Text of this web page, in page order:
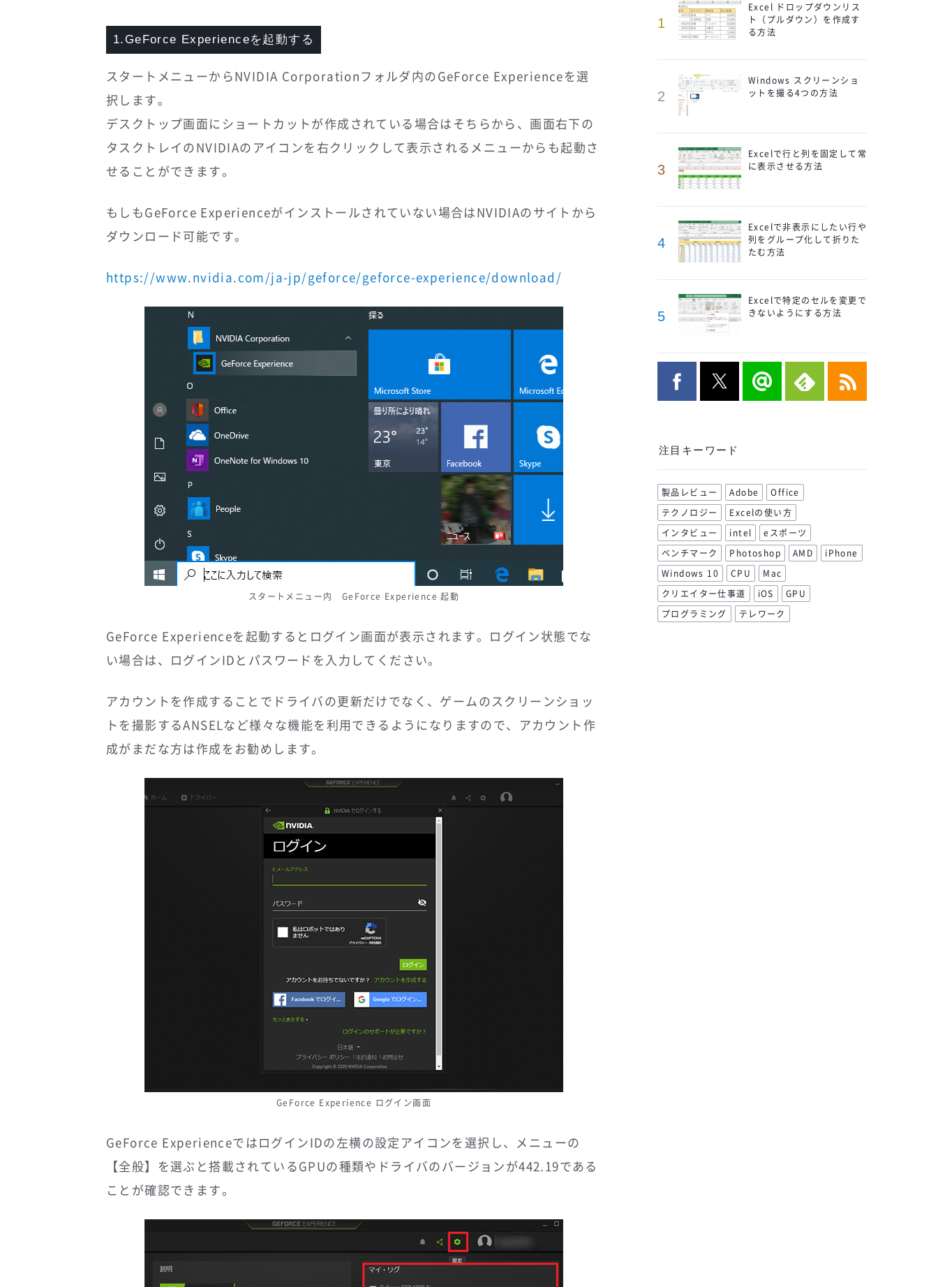
1.GeForce Experienceを起動する
スタートメニューからNVIDIA Corporationフォルダ内のGeForce Experienceを選
択します。
デスクトップ画面にショートカットが作成されている場合はそちらから、画面右下の
タスクトレイのNVIDIAのアイコンを右クリックして表示されるメニューからも起動さ
せることができます。
もしもGeForce Experienceがインストールされていない場合はNVIDIAのサイトから
ダウンロード可能です。
https://www.nvidia.com/ja-jp/geforce/geforce-experience/download/
スタートメニュー内 GeForce Experience 起動
GeForce Experienceを起動するとログイン画面が表示されます。ログイン状態でな
い場合は、ログインIDとパスワードを入力してください。
アカウントを作成することでドライバの更新だけでなく、ゲームのスクリーンショッ
トを撮影するANSELなど様々な機能を利用できるようになりますので、アカウント作
成がまだな方は作成をお勧めします。
GeForce Experience ログイン画面
GeForce ExperienceではログインIDの左横の設定アイコンを選択し、メニューの
【全般】を選ぶと搭載されているGPUの種類やドライバのバージョンが442.19である
ことが確認できます。
1
Excel ドロップダウンリス
ト（プルダウン）を作成す
る方法
2
Windows スクリーンショ
ットを撮る4つの方法
3
Excelで行と列を固定して常
に表示させる方法
4
Excelで非表示にしたい行や
列をグループ化して折りた
たむ方法
5
Excelで特定のセルを変更で
きないようにする方法
注目キーワード
製品レビュー Adobe
Office
テクノロジー
Excelの使い方
インタビュー
intel
eスポーツ
ベンチマーク
Photoshop AMD
iPhone
Windows 10
CPU
Mac
クリエイター仕事道
iOS
GPU
プログラミング
テレワーク